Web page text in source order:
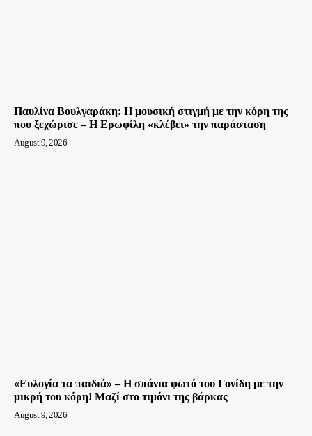
Παυλίνα Βουλγαράκη: Η μουσική στιγμή με την κόρη της
που ξεχώρισε – Η Ερωφίλη «κλέβει» την παράσταση
August 9, 2026
«Ευλογία τα παιδιά» – Η σπάνια φωτό του Γονίδη με την
μικρή του κόρη! Μαζί στο τιμόνι της βάρκας
August 9, 2026